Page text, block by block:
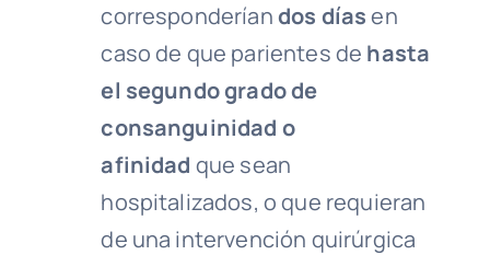
corresponderíandos díasen
caso de que parientes de hasta
el segundo grado de
consanguinidad o
afinidad que sean
hospitalizados, o que requieran
de una intervención quirúrgica